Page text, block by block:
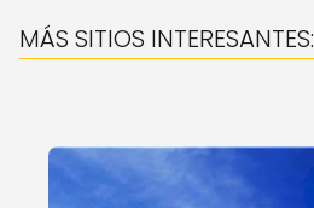
MÁS SITIOS INTERESANTES: